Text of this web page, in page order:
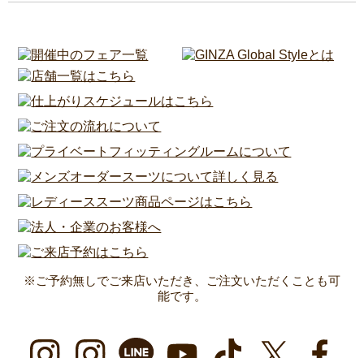
※ご予約無しでご来店いただき、ご注文いただくことも可
能です。